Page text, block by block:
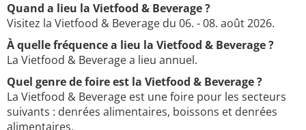
Quand a lieu la Vietfood & Beverage ?
Visitez la Vietfood & Beverage du 06. - 08. août 2026.
À quelle fréquence a lieu la Vietfood & Beverage ?
La Vietfood & Beverage a lieu annuel.
Quel genre de foire est la Vietfood & Beverage ?
La Vietfood & Beverage est une foire pour les secteurs
suivants : denrées alimentaires, boissons et denrées
alimentaires.